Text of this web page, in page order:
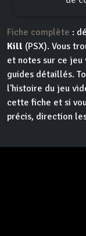
Fiche complète :
Kill (PSX). Vous
et notes sur ce jeu
guides détaillés.
l'histoire du jeu
cette fiche et si
précis, direction